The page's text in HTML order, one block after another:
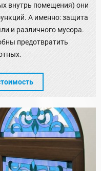
внутрь помещения) они
А именно: защита
и различного мусора.
предотвратить